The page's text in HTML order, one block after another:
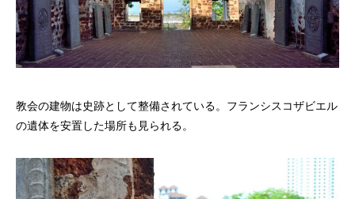
教会の建物は史跡として整備されている。フランシスコザビエル
の遺体を安置した場所も見られる。